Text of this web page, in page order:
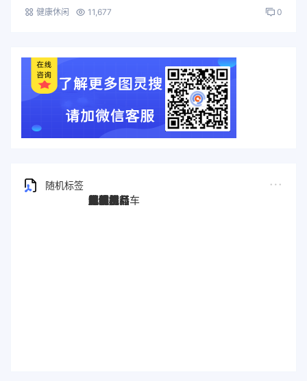
健康休闲 11,677 0
随机标签
图灵搜
电子秤
劳保手套
压缩机
宠物用品
纸袋
塑料袋
箱包
圣诞树
电子烟
集装箱
沙发
户外用品
美容用品
红酒
电动自行车
服装
母婴用品
石材
壁纸
建筑材料